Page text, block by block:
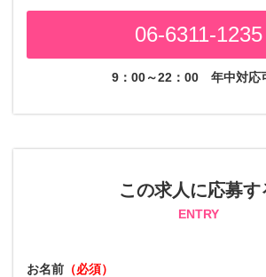
06-6311-1235
9：00～22：00 年中対応
この求人に応募す
ENTRY
お名前 （必須）